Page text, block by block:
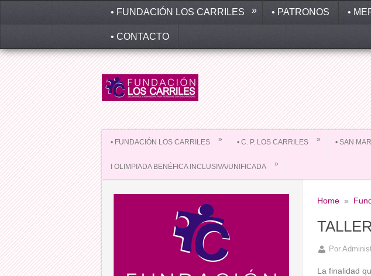
• FUNDACIÓN LOS CARRILES » • PATRONOS •
• CONTACTO
• FUNDACIÓN LOS CARRILES » • C. P. LOS CARRILES » • SAN
I OLIMPIADA BENÉFICA INCLUSIVA/UNIFICADA »
Home»
Por
La finalidad